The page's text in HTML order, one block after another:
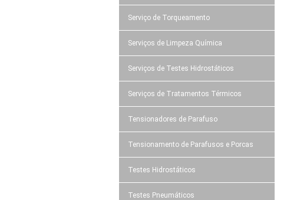
Serviço de Torqueamento
Serviços de Limpeza Química
Serviços de Testes Hidrostáticos
Serviços de Tratamentos Térmicos
Tensionadores de Parafuso
Tensionamento de Parafusos e Porcas
Testes Hidrostáticos
Testes Pneumáticos